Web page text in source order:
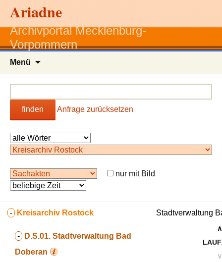
Ariadne
Archivportal Mecklenburg-
Vorpommern
Menü
finden Anfrage zurücksetzen
nur mit Bild
- Kreisarchiv Rostock
- D.S.01. Stadtverwaltung Bad
Doberan
Stadtverwaltung
∧
∨